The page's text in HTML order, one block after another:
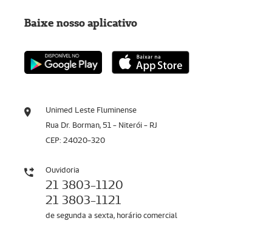
Unimed Leste Fluminense
Rua Dr. Borman, 51 - Niterói - RJ
CEP: 24020-320
Ouvidoria
21 3803-1120
21 3803-1121
de segunda a sexta, horário comercial
Baixe nosso aplicativo